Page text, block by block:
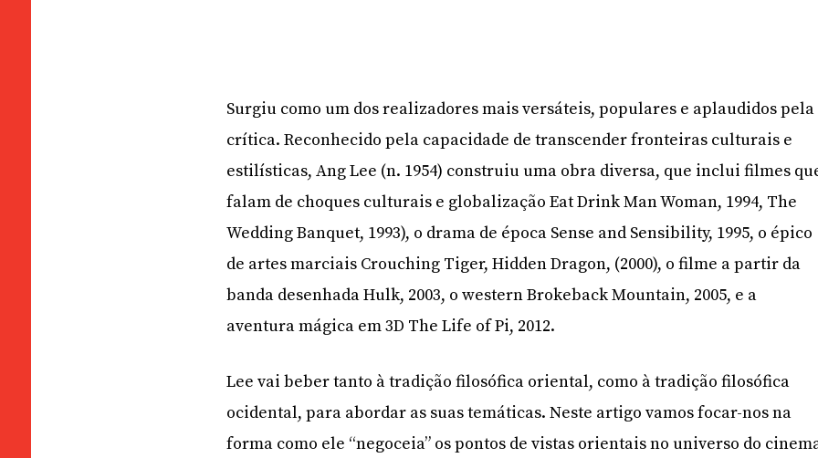
Surgiu como um dos realizadores mais versáteis, populares e aplaudidos pela
crítica. Reconhecido pela capacidade de transcender fronteiras culturais e
estilísticas, Ang Lee (n. 1954) construiu uma obra diversa, que inclui filmes
falam de choques culturais e globalização Eat Drink Man Woman, 1994, The
Wedding Banquet, 1993), o drama de época Sense and Sensibility, 1995, o épico
de artes marciais Crouching Tiger, Hidden Dragon, (2000), o filme a partir da
banda desenhada Hulk, 2003, o western Brokeback Mountain, 2005, e a
aventura mágica em 3D The Life of Pi, 2012.
Lee vai beber tanto à tradição filosófica oriental, como à tradição filosófica
ocidental, para abordar as suas temáticas. Neste artigo vamos focar-nos na
forma como ele “negoceia” os pontos de vistas orientais no universo do